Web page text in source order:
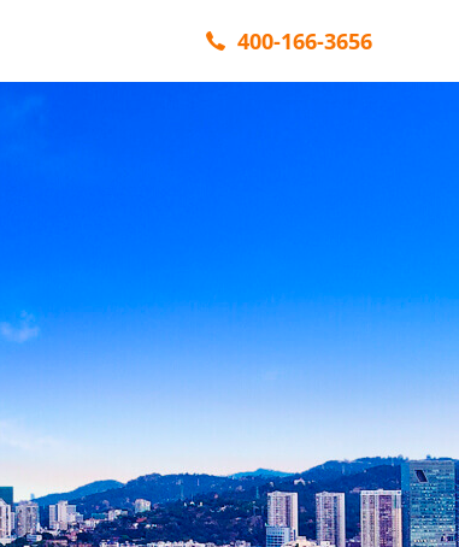
400-166-3656